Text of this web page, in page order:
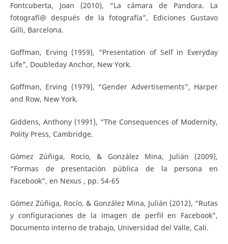
Fontcuberta, Joan (2010), “La cámara de Pandora. La
fotografí@ después de la fotografía”, Ediciones Gustavo
Gilli, Barcelona.
Goffman, Erving (1959), “Presentation of Self in Everyday
Life”, Doubleday Anchor, New York.
Goffman, Erving (1979), “Gender Advertisements”, Harper
and Row, New York.
Giddens, Anthony (1991), “The Consequences of Modernity,
Polity Press, Cambridge.
Gómez Zúñiga, Rocío, & González Mina, Julián (2009),
“Formas de presentación pública de la persona en
Facebook”, en Nexus , pp. 54-65
Gómez Zúñiga, Rocío, & González Mina, Julián (2012), “Rutas
y configuraciones de la imagen de perfil en Facebook”,
Documento interno de trabajo, Universidad del Valle, Cali.